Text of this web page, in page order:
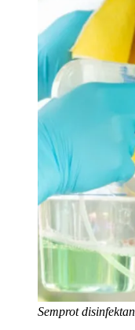
Semprot